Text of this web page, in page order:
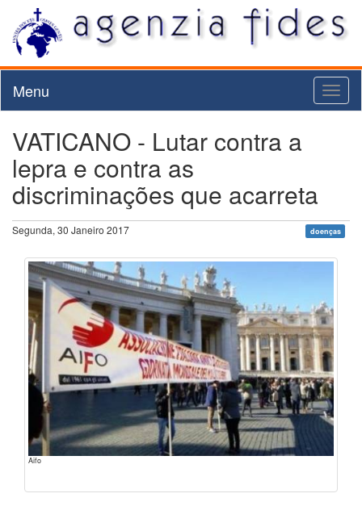
Menu
VATICANO - Lutar contra a
lepra e contra as
discriminações que acarreta
Segunda, 30 Janeiro 2017 doenças
Aifo